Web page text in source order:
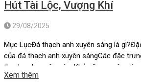
Hút Tài Lộc, Vượng Khí
29/08/2025
Mục LụcĐá thạch anh xuyên sáng là
của đá thạch anh xuyên sángCác đặc
thạch anh xuyên sángKhả năng xuyên
mỹ cao:Bền bỉ, giá trị kinh tế cao, dễ vệ
Xem thêm